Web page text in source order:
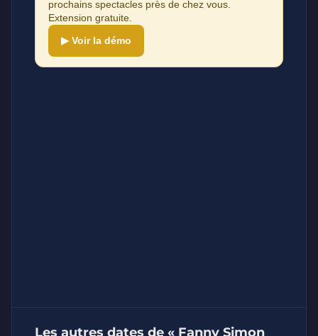
prochains spectacles près de chez vous.
Extension gratuite.
▶ Voir la démo
Les autres dates de « Fanny Simon